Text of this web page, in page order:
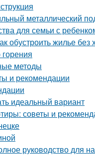
металлический
для семьи с
обустроить жилье без
методы
и рекомендации
идеальный вариант
советы и
руководство для